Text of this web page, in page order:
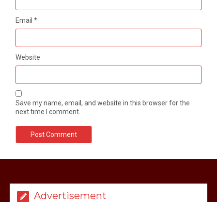
Email*
Website
Save my name, email, and website in this browser for the
next time I comment.
Advertisement
उठाकर खाते कुत्ते का वीडियो इंटरनेट पर जमकर
हो रहा वायरल